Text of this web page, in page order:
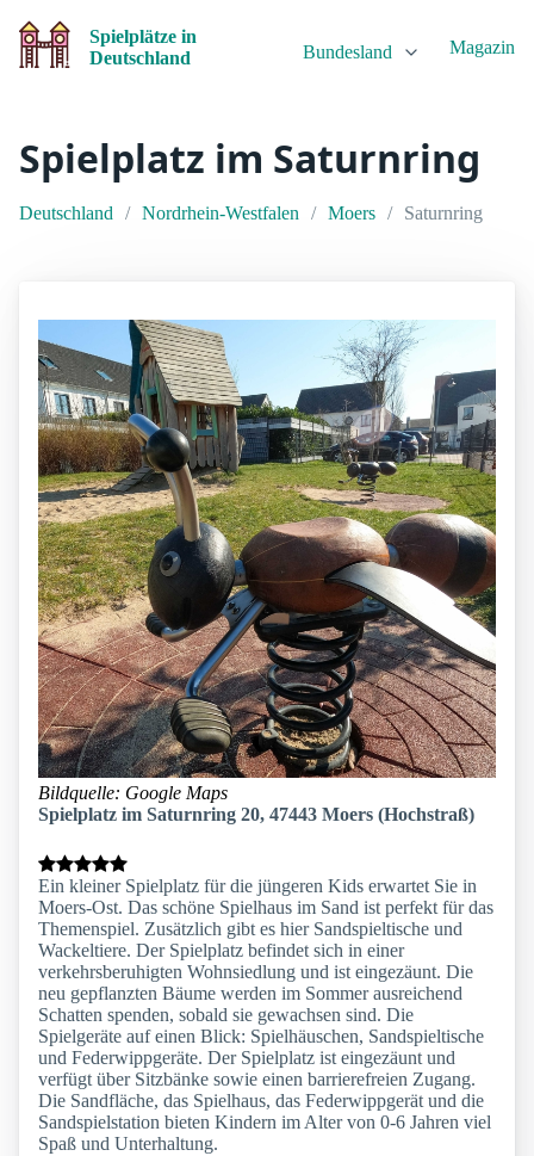
Spielplätze in
Deutschland
Bundesland Magazin
Spielplatz im Saturnring
Deutschland Nordrhein-Westfalen Moers Saturnring
Bildquelle: Google Maps
Spielplatz im Saturnring 20, 47443 Moers (Hochstraß)
Ein kleiner Spielplatz für die jüngeren Kids erwartet Sie in
Moers-Ost. Das schöne Spielhaus im Sand ist perfekt für das
Themenspiel. Zusätzlich gibt es hier Sandspieltische und
Wackeltiere. Der Spielplatz befindet sich in einer
verkehrsberuhigten Wohnsiedlung und ist eingezäunt. Die
neu gepflanzten Bäume werden im Sommer ausreichend
Schatten spenden, sobald sie gewachsen sind. Die
Spielgeräte auf einen Blick: Spielhäuschen, Sandspieltische
und Federwippgeräte. Der Spielplatz ist eingezäunt und
verfügt über Sitzbänke sowie einen barrierefreien Zugang.
Die Sandfläche, das Spielhaus, das Federwippgerät und die
Sandspielstation bieten Kindern im Alter von 0-6 Jahren viel
Spaß und Unterhaltung.